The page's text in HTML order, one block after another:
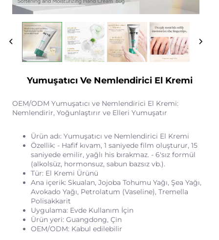
Yumuşatıcı Ve Nemlendirici El Kremi
OEM/ODM Yumuşatıcı ve Nemlendirici El Kremi:
Nemlendirir, Yoğunlaştırır ve Elleri Yumuşatır
Ürün adı: Yumuşatıcı ve Nemlendirici El Kremi
Özellik: - Hafif kıvam, 1 saniyede film oluşturur, 15
saniyede emilir, yağlı his bırakmaz. - 6'sız formül
(alkolsüz, hormonsuz, sabun bazsız vb.).
Tür: El Kremi Ürünü
Ana içerik: Skualan, Jojoba Tohumu Yağı, Şea Yağı,
Avokado Yağı, Petrolatum (Vaseline), Tremella
Polisakkarit
Uygulama: Evde Kullanım İçin
Ürün yeri: Guangdong, Çin
OEM/ODM: Kabul edilebilir